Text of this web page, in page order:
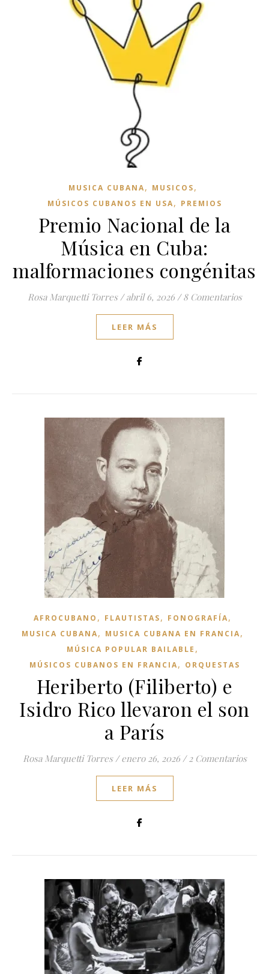
MUSICA CUBANA, MUSICOS,
MÚSICOS CUBANOS EN USA, PREMIOS
Premio Nacional de la
Música en Cuba:
malformaciones congénitas
Rosa Marquetti Torres / abril 6, 2026 / 8 Comentarios
LEER MÁS
AFROCUBANO , FLAUTISTAS, FONOGRAFÍA,
MUSICA CUBANA, MUSICA CUBANA EN FRANCIA,
MÚSICA POPULAR BAILABLE ,
MÚSICOS CUBANOS EN FRANCIA, ORQUESTAS
Heriberto (Filiberto) e
Isidro Rico llevaron el son
a París
Rosa Marquetti Torres / enero 26, 2026 / 2 Comentarios
LEER MÁS